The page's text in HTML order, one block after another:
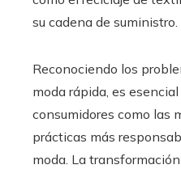
su cadena de suministro.
Reconociendo los
moda rápida, es
consumidores como las
prácticas más
moda. La